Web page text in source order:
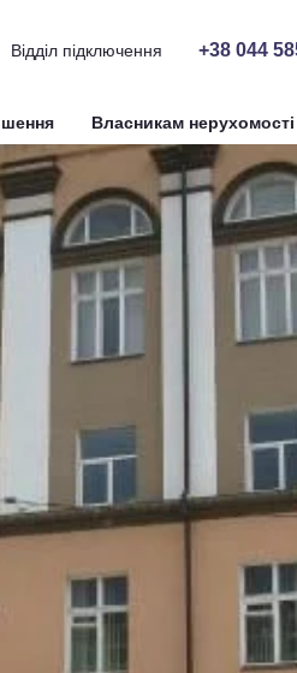
Відділ підключення +38 044
Власникам нерухомості